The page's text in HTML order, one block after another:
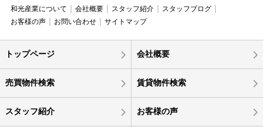
和光産業について 会社概要 スタッフ紹介
スタッフブログ
お客様の声
お問い合わせ サイトマップ
トップページ 会社概要
売買物件検索 賃貸物件検索
スタッフ紹介 お客様の声